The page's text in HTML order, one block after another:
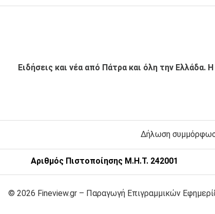
Ειδήσεις και νέα από Πάτρα και όλη την Ελλάδα.
Δήλωση
Αριθμός Πιστοποίησης Μ.Η.Τ. 242001
© 2026 Fineview.gr – Παραγωγή Επιγραμμικών